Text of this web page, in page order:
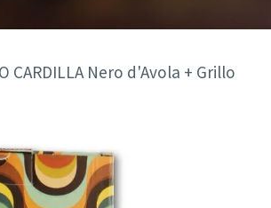
CARDILLA Nero d'Avola + Grillo